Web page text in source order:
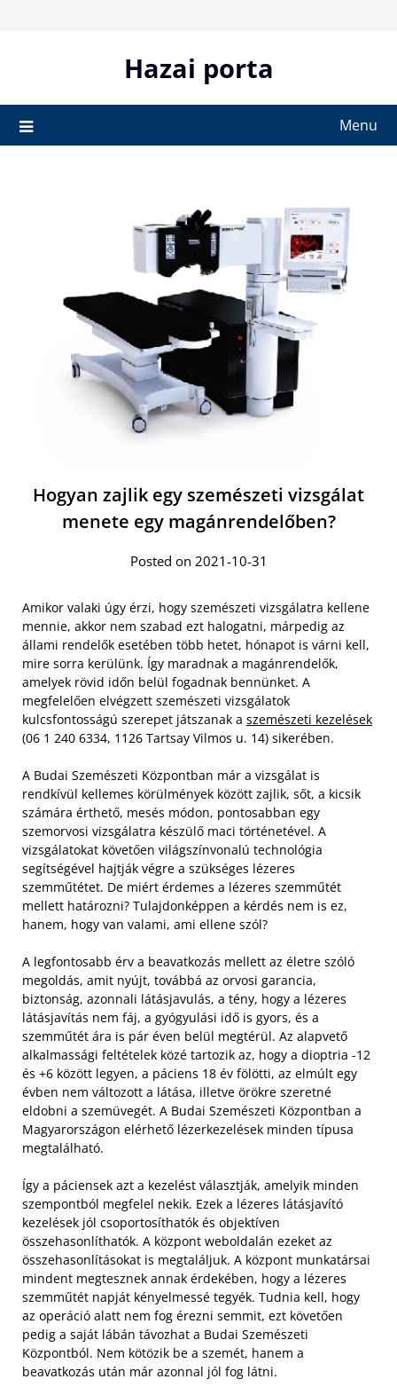
Hazai porta
Menu
Hogyan zajlik egy szemészeti vizsgálat
menete egy magánrendelőben?
Posted on 2021-10-31
Amikor valaki úgy érzi, hogy szemészeti vizsgálatra kellene
mennie, akkor nem szabad ezt halogatni, márpedig az
állami rendelők esetében több hetet, hónapot is várni kell,
mire sorra kerülünk. Így maradnak a magánrendelők,
amelyek rövid időn belül fogadnak bennünket. A
megfelelően elvégzett szemészeti vizsgálatok
kulcsfontosságú szerepet játszanak a szemészeti kezelések
(06 1 240 6334, 1126 Tartsay Vilmos u. 14) sikerében.
A Budai Szemészeti Központban már a vizsgálat is
rendkívül kellemes körülmények között zajlik, sőt, a kicsik
számára érthető, mesés módon, pontosabban egy
szemorvosi vizsgálatra készülő maci történetével. A
vizsgálatokat követően világszínvonalú technológia
segítségével hajtják végre a szükséges lézeres
szemműtétet. De miért érdemes a lézeres szemműtét
mellett határozni? Tulajdonképpen a kérdés nem is ez,
hanem, hogy van valami, ami ellene szól?
A legfontosabb érv a beavatkozás mellett az életre szóló
megoldás, amit nyújt, továbbá az orvosi garancia,
biztonság, azonnali látásjavulás, a tény, hogy a lézeres
látásjavítás nem fáj, a gyógyulási idő is gyors, és a
szemműtét ára is pár éven belül megtérül. Az alapvető
alkalmassági feltételek közé tartozik az, hogy a dioptria -12
és +6 között legyen, a páciens 18 év fölötti, az elmúlt egy
évben nem változott a látása, illetve örökre szeretné
eldobni a szemüvegét. A Budai Szemészeti Központban a
Magyarországon elérhető lézerkezelések minden típusa
megtalálható.
Így a páciensek azt a kezelést választják, amelyik minden
szempontból megfelel nekik. Ezek a lézeres látásjavító
kezelések jól csoportosíthatók és objektíven
összehasonlíthatók. A központ weboldalán ezeket az
összehasonlításokat is megtaláljuk. A központ munkatársai
mindent megtesznek annak érdekében, hogy a lézeres
szemműtét napját kényelmessé tegyék. Tudnia kell, hogy
az operáció alatt nem fog érezni semmit, ezt követően
pedig a saját lábán távozhat a Budai Szemészeti
Központból. Nem kötözik be a szemét, hanem a
beavatkozás után már azonnal jól fog látni.